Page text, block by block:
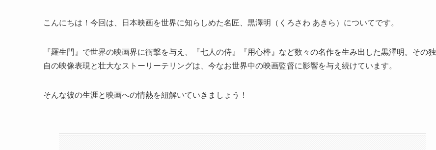
こんにちは！今回は、日本映画を世界に知らしめた名匠、黒澤明（くろさわ あきら）についてです。
『羅生門』で世界の映画界に衝撃を与え、『七人の侍』『用心棒』など数々の名作を生み出した黒澤明。その独
自の映像表現と壮大なストーリーテリングは、今なお世界中の映画監督に影響を与え続けています。
そんな彼の生涯と映画への情熱を紐解いていきましょう！